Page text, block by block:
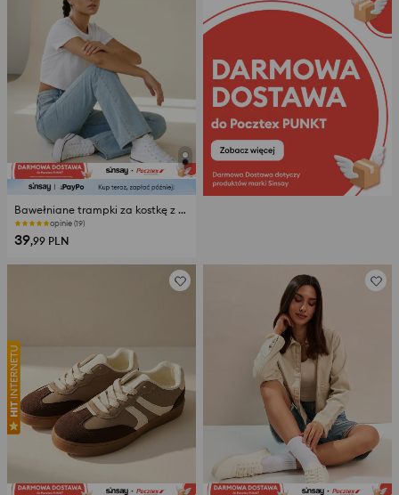
Bawełniane trampki za kostkę z grubszą podeszwą
opinie (19)
39,99 PLN